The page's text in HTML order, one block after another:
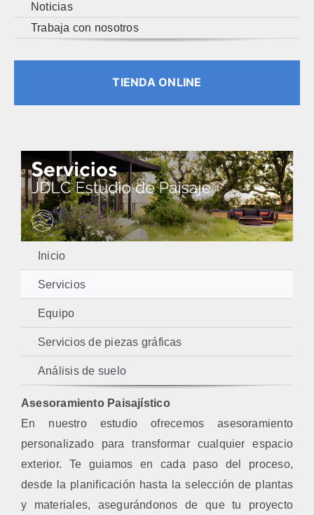
Noticias
Trabaja con nosotros
TIENDA ONLINE
Inicio
Servicios
Equipo
Servicios de piezas gráficas
Análisis de suelo
Asesoramiento Paisajístico
En nuestro estudio ofrecemos asesoramiento
personalizado para transformar cualquier espacio
exterior. Te guiamos en cada paso del proceso,
desde la planificación hasta la selección de plantas
y materiales, asegurándonos de que tu proyecto